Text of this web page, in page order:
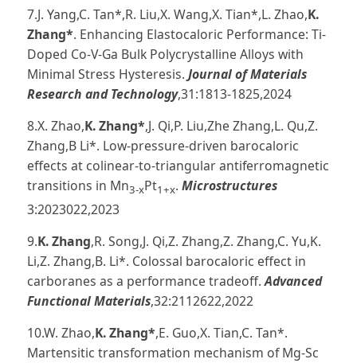
7.J. Yang,C. Tan*,R. Liu,X. Wang,X. Tian*,L. Zhao,K.
Zhang*. Enhancing Elastocaloric Performance: Ti-
Doped Co-V-Ga Bulk Polycrystalline Alloys with
Minimal Stress Hysteresis. Journal of Materials
Research and Technology,31:1813-1825,2024
8.X. Zhao,K. Zhang*,J. Qi,P. Liu,Zhe Zhang,L. Qu,Z.
Zhang,B Li*. Low-pressure-driven barocaloric
effects at colinear-to-triangular antiferromagnetic
transitions in Mn3-xPt1+x. Microstructures
3:2023022,2023
9.K.Zhang,R. Song,J. Qi,Z. Zhang,Z. Zhang,C. Yu,K.
Li,Z. Zhang,B. Li*. Colossal barocaloric effect in
carboranes as a performance tradeoff.Advanced
Functional Materials,32:2112622,2022
10.W. Zhao,K.Zhang*,E. Guo,X. Tian,C. Tan*.
Martensitic transformation mechanism of Mg-Sc